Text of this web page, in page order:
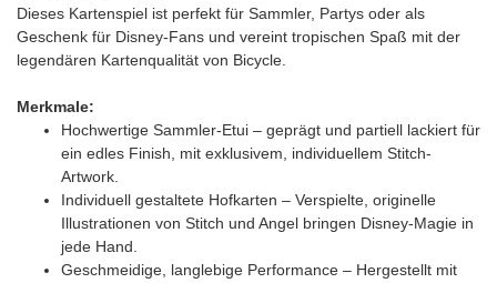
Dieses Kartenspiel ist perfekt für Sammler, Partys oder als
Geschenk für Disney-Fans und vereint tropischen Spaß mit der
legendären Kartenqualität von Bicycle.
Merkmale:
Hochwertige Sammler-Etui – geprägt und partiell lackiert für
ein edles Finish, mit exklusivem, individuellem Stitch-
Artwork.
Individuell gestaltete Hofkarten – Verspielte, originelle
Illustrationen von Stitch und Angel bringen Disney-Magie in
jede Hand.
Geschmeidige, langlebige Performance – Hergestellt mit